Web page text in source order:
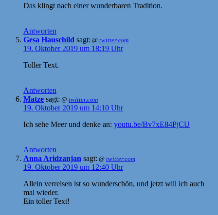
Das klingt nach einer wunderbaren Tradition.
Antworten
Gesa Hauschild sagt: @ twitter.com
19. Oktober 2019 um 18:19 Uhr
Toller Text.
Antworten
Matze sagt: @ twitter.com
19. Oktober 2019 um 14:10 Uhr
Ich sehe Meer und denke an: youtu.be/Bv7xE84PjCU
Antworten
Anna Aridzanjan sagt: @ twitter.com
19. Oktober 2019 um 12:40 Uhr
Allein verreisen ist so wunderschön, und jetzt will ich auch
mal wieder.
Ein toller Text!